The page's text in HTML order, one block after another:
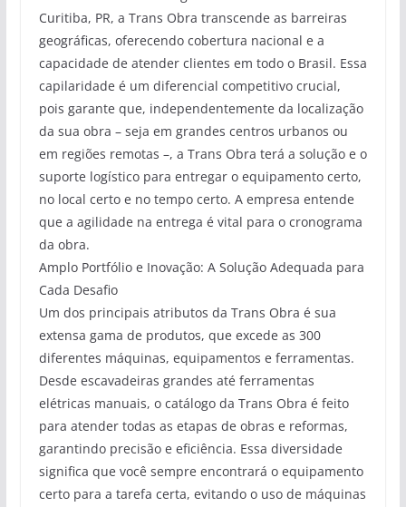
Curitiba, PR, a Trans Obra transcende as barreiras
geográficas, oferecendo cobertura nacional e a
capacidade de atender clientes em todo o Brasil. Essa
capilaridade é um diferencial competitivo crucial,
pois garante que, independentemente da localização
da sua obra – seja em grandes centros urbanos ou
em regiões remotas –, a Trans Obra terá a solução e o
suporte logístico para entregar o equipamento certo,
no local certo e no tempo certo. A empresa entende
que a agilidade na entrega é vital para o cronograma
da obra.
Amplo Portfólio e Inovação: A Solução Adequada para
Cada Desafio
Um dos principais atributos da Trans Obra é sua
extensa gama de produtos, que excede as 300
diferentes máquinas, equipamentos e ferramentas.
Desde escavadeiras grandes até ferramentas
elétricas manuais, o catálogo da Trans Obra é feito
para atender todas as etapas de obras e reformas,
garantindo precisão e eficiência. Essa diversidade
significa que você sempre encontrará o equipamento
certo para a tarefa certa, evitando o uso de máquinas